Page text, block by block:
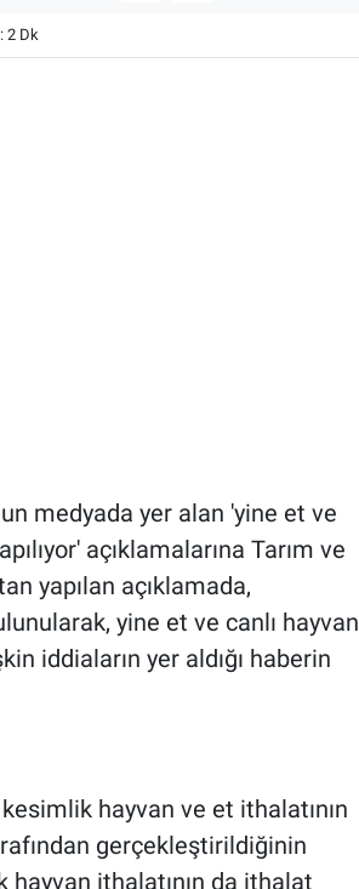
2 Dk
medyada yer alan 'yine et ve
açıklamalarına Tarım ve
yapılan açıklamada,
yine et ve canlı hayvan
iddiaların yer aldığı haberin
hayvan ve et ithalatının
gerçekleştirildiğinin
hayvan ithalatının da ithalat